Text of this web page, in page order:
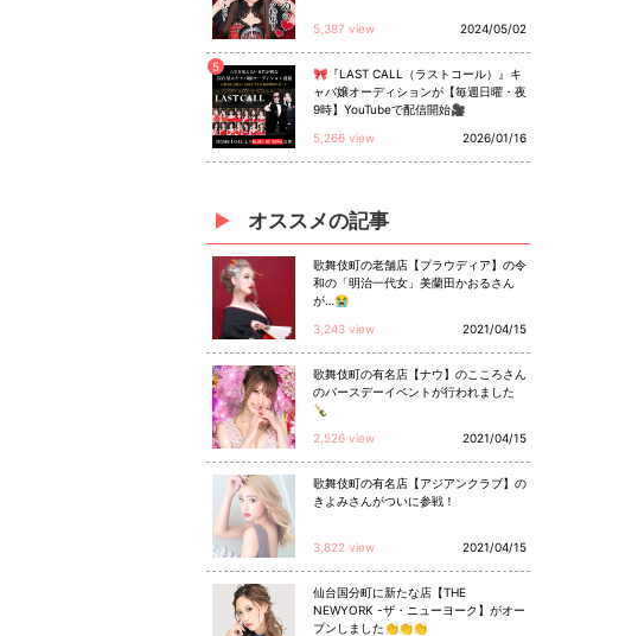
5,387 view 2024/05/02
5
🎀『LAST CALL（ラストコール）』キ
ャバ嬢オーディションが【毎週日曜・夜
9時】YouTubeで配信開始🎥
5,266 view
2026/01/16
オススメの記事
歌舞伎町の老舗店【プラウディア】の令
和の「明治一代女」美蘭田かおるさん
が…😭
3,243 view
2021/04/15
歌舞伎町の有名店【ナウ】のこころさん
のバースデーイベントが行われました
🍾
2,526 view
2021/04/15
歌舞伎町の有名店【アジアンクラブ】の
きよみさんがついに参戦！
3,822 view 2021/04/15
仙台国分町に新たな店【THE
NEWYORK -ザ・ニューヨーク】がオー
プンしました👏👏👏